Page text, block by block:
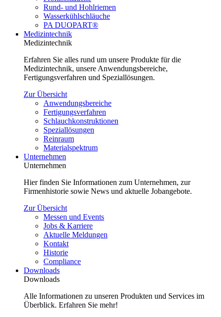
Rund- und Hohlriemen
Wasserkühlschläuche
PA DUOPART®
Medizintechnik
Medizintechnik
Erfahren Sie alles rund um unsere Produkte für die
Medizintechnik, unsere Anwendungsbereiche,
Fertigungsverfahren und Speziallösungen.
Zur Übersicht
Anwendungsbereiche
Fertigungsverfahren
Schlauchkonstruktionen
Speziallösungen
Reinraum
Materialspektrum
Unternehmen
Unternehmen
Hier finden Sie Informationen zum Unternehmen, zur
Firmenhistorie sowie News und aktuelle Jobangebote.
Zur Übersicht
Messen und Events
Jobs & Karriere
Aktuelle Meldungen
Kontakt
Historie
Compliance
Downloads
Downloads
Alle Informationen zu unseren Produkten und Services im
Überblick. Erfahren Sie mehr!